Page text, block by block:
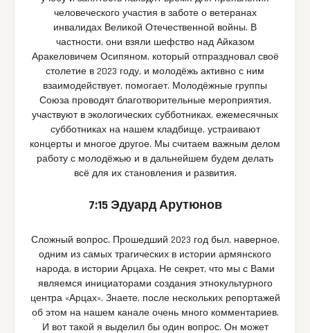
человеческого участия в заботе о ветеранах
инвалидах Великой Отечественной войны. В
частности, они взяли шефство над Айказом
Аракеловичем Осипяном, который отпраздновал своё
столетие в 2023 году, и молодёжь активно с ним
взаимодействует, помогает. Молодёжные группы
Союза проводят благотворительные мероприятия,
участвуют в экологических субботниках, ежемесячных
субботниках на нашем кладбище, устраивают
концерты и многое другое. Мы считаем важным делом
работу с молодёжью и в дальнейшем будем делать
всё для их становления и развития.
7:15 Эдуард Арутюнов
Сложный вопрос. Прошедший 2023 год был, наверное,
одним из самых трагических в истории армянского
народа, в истории Арцаха. Не секрет, что мы с Вами
являемся инициаторами создания этнокультурного
центра «Арцах». Знаете, после нескольких репортажей
об этом на нашем канале очень много комментариев.
И вот такой я выделил бы один вопрос. Он может